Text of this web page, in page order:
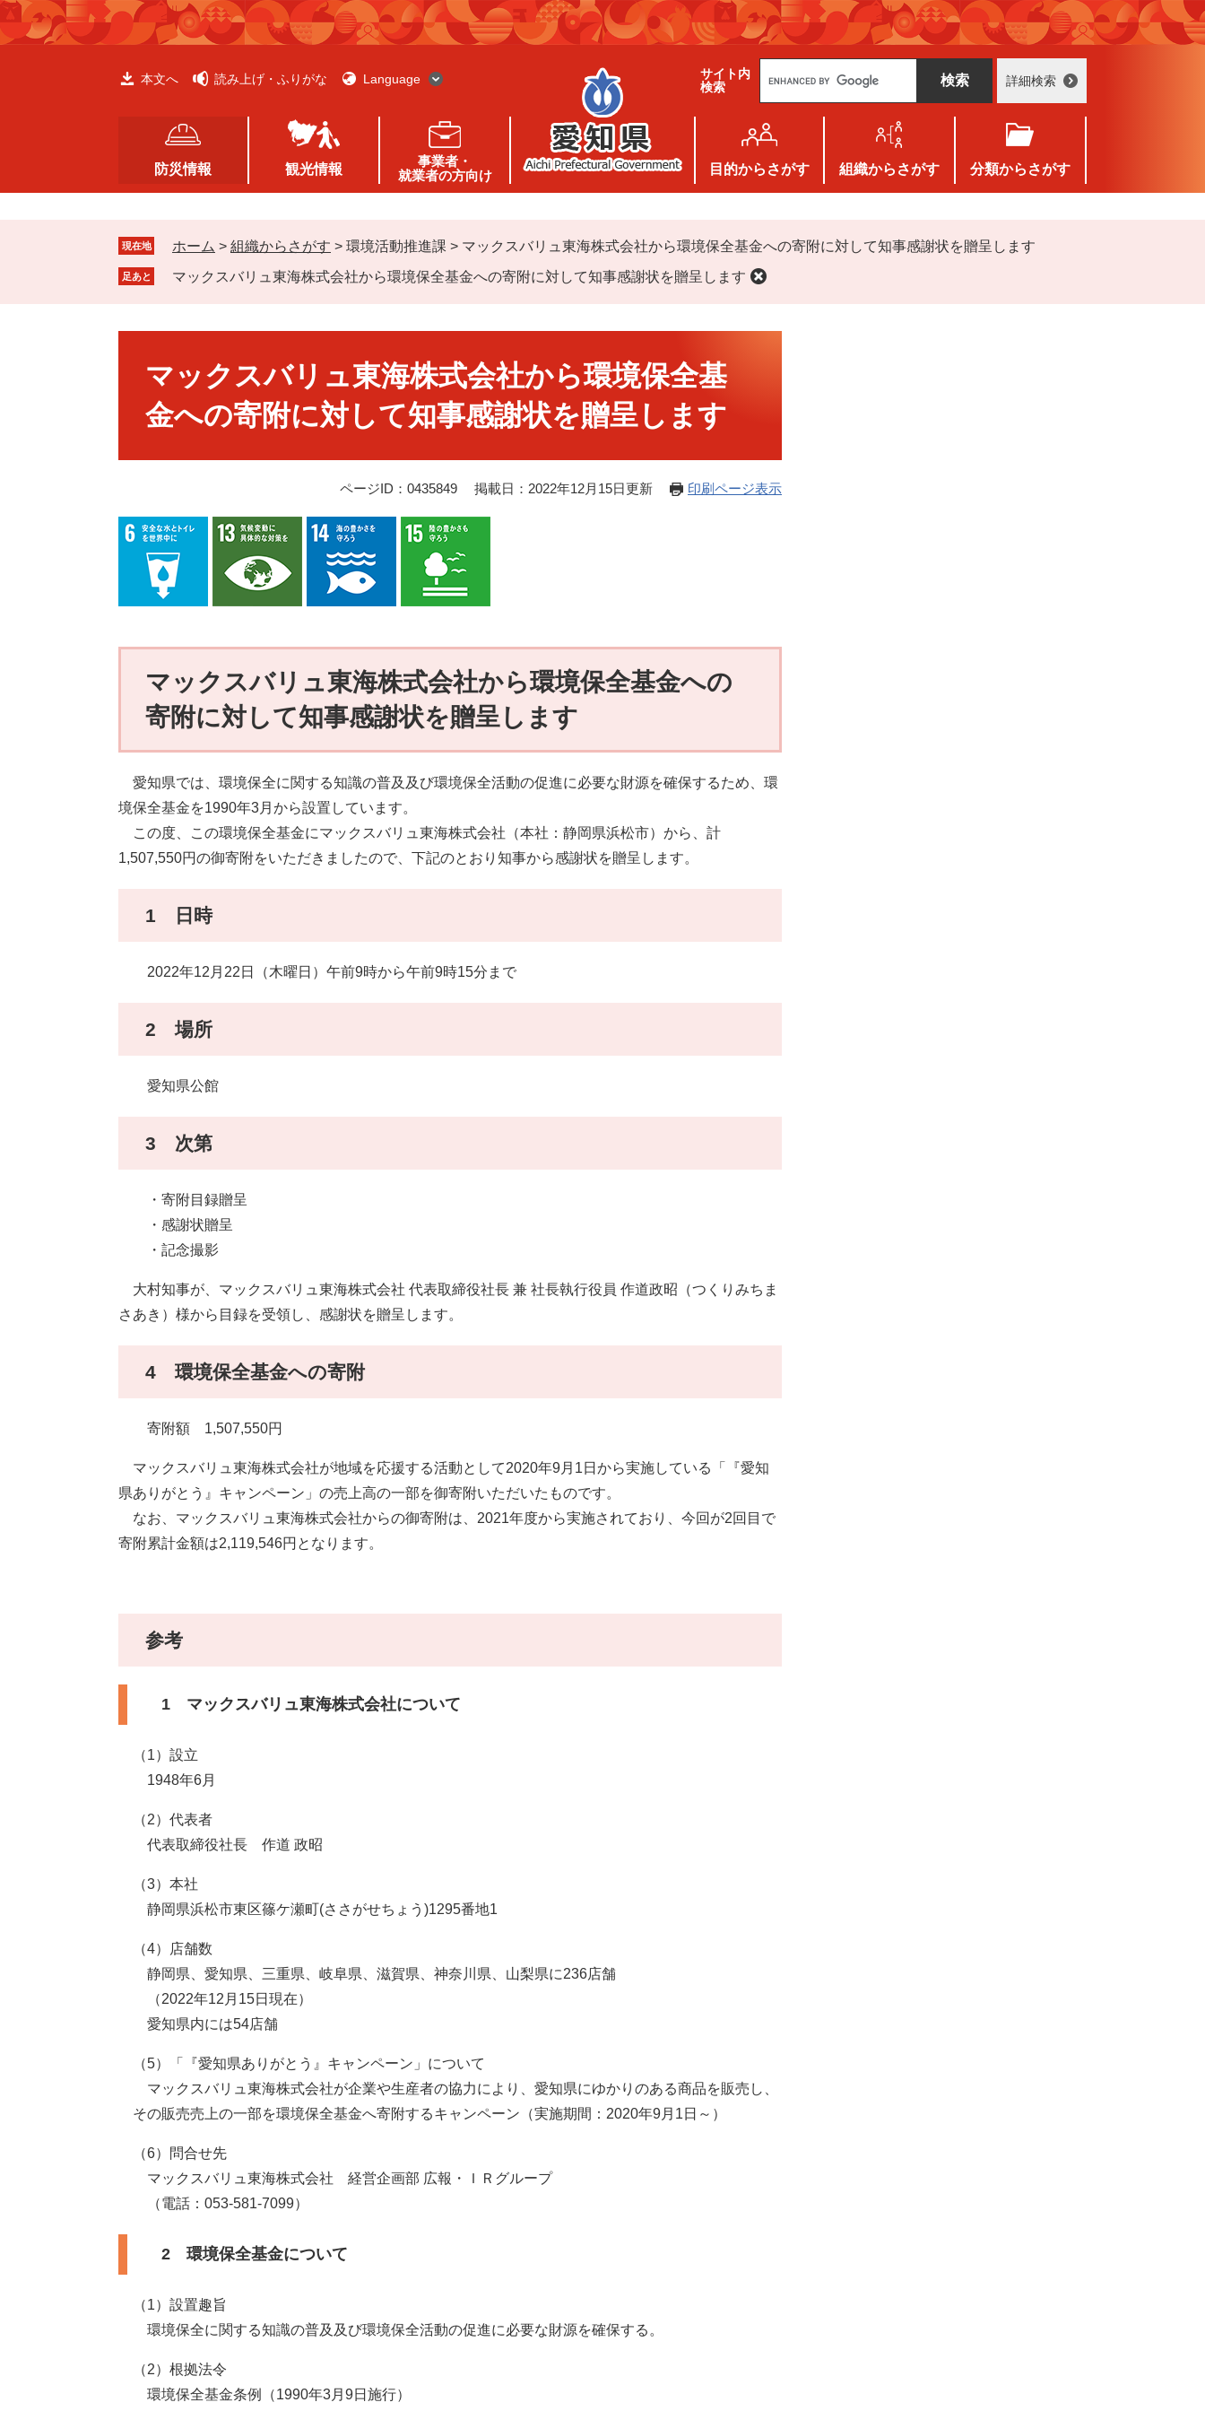
ペ
ー
メ
ニ
本文へ 読み上げ・ふりがな Language
サイト内
検索
g
e
カ
タ
ム
検
詳細検索
防災情報 観光情報
事業者・
就業者の方向け
目的からさがす 組織からさがす 分類からさがす
現在地 ホーム > 組織からさがす > 環境活動推進課 > マックスバリュ東海株式会社から環境保全基金への寄附に対して知事感謝状を贈呈します
足あと マックスバリュ東海株式会社から環境保全基金への寄附に対して知事感謝状を贈呈します
マックスバリュ東海株式会社から環境保全基
金への寄附に対して知事感謝状を贈呈します
ページID：0435849 掲載日：2022年12月15日更新 印刷ページ表示
マックスバリュ東海株式会社から環境保全基金への
寄附に対して知事感謝状を贈呈します
愛知県では、環境保全に関する知識の普及及び環境保全活動の促進に必要な財源を確保するため、環
境保全基金を1990年3月から設置しています。
この度、この環境保全基金にマックスバリュ東海株式会社（本社：静岡県浜松市）から、計
1,507,550円の御寄附をいただきましたので、下記のとおり知事から感謝状を贈呈します。
1 日時
2022年12月22日（木曜日）午前9時から午前9時15分まで
2 場所
愛知県公館
3 次第
・寄附目録贈呈
・感謝状贈呈
・記念撮影
大村知事が、マックスバリュ東海株式会社 代表取締役社長 兼 社長執行役員 作道政昭（つくりみちま
さあき）様から目録を受領し、感謝状を贈呈します。
4 環境保全基金への寄附
寄附額 1,507,550円
マックスバリュ東海株式会社が地域を応援する活動として2020年9月1日から実施している「『愛知
県ありがとう』キャンペーン」の売上高の一部を御寄附いただいたものです。
なお、マックスバリュ東海株式会社からの御寄附は、2021年度から実施されており、今回が2回目で
寄附累計金額は2,119,546円となります。
参考
1 マックスバリュ東海株式会社について
（1）設立
1948年6月
（2）代表者
代表取締役社長 作道 政昭
（3）本社
静岡県浜松市東区篠ケ瀬町(ささがせちょう)1295番地1
（4）店舗数
静岡県、愛知県、三重県、岐阜県、滋賀県、神奈川県、山梨県に236店舗
（2022年12月15日現在）
愛知県内には54店舗
（5）「『愛知県ありがとう』キャンペーン」について
マックスバリュ東海株式会社が企業や生産者の協力により、愛知県にゆかりのある商品を販売し、
その販売売上の一部を環境保全基金へ寄附するキャンペーン（実施期間：2020年9月1日～）
（6）問合せ先
マックスバリュ東海株式会社 経営企画部 広報・ＩＲグループ
（電話：053-581-7099）
2 環境保全基金について
（1）設置趣旨
環境保全に関する知識の普及及び環境保全活動の促進に必要な財源を確保する。
（2）根拠法令
環境保全基金条例（1990年3月9日施行）